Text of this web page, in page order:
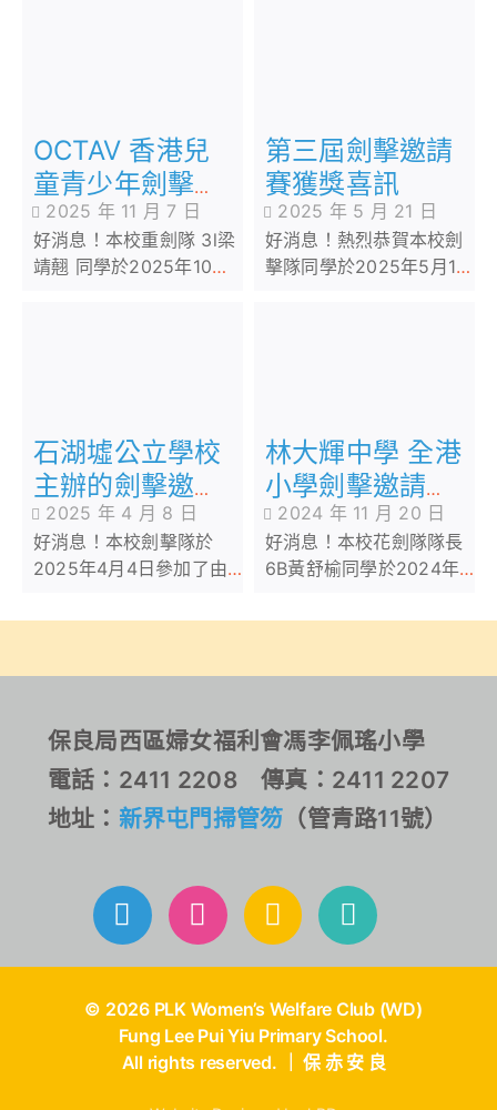
OCTAV 香港兒
童青少年劍擊精
英賽
2025 年 11 月 7 日
好消息！本校重劍隊 3l梁
靖翹 同學於2025年10月
第三屆劍擊邀請
賽獲獎喜訊
2025 年 5 月 21 日
好消息！熱烈恭賀本校劍
擊隊同學於2025年5月18
石湖墟公立學校
主辦的劍擊邀請
賽2025
2025 年 4 月 8 日
好消息！本校劍擊隊於
2025年4月4日參加了由
擊邀請賽2025，獲得了多
喜！
林大輝中學 全港
小學劍擊邀請賽
2025
2024 年 11 月 20 日
好消息！本校花劍隊隊長
6B黃舒榆同學於2024年
輝中學主辦的「全港小學
子甲組花劍季軍！恭喜！
保良局西區婦女福利會馮李佩瑤小學
電話：2411 2208 傳真：2411 2207
地址： 新界屯門掃管笏 （管青路11號）
© 2026 PLK Women’s Welfare Club (WD)
Fung Lee Pui Yiu Primary School.
All rights reserved. ｜ 保 赤 安 良